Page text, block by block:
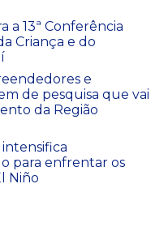
a 13ª Conferência
Criança e do
e
de pesquisa que vai
da Região
para enfrentar os
Niño